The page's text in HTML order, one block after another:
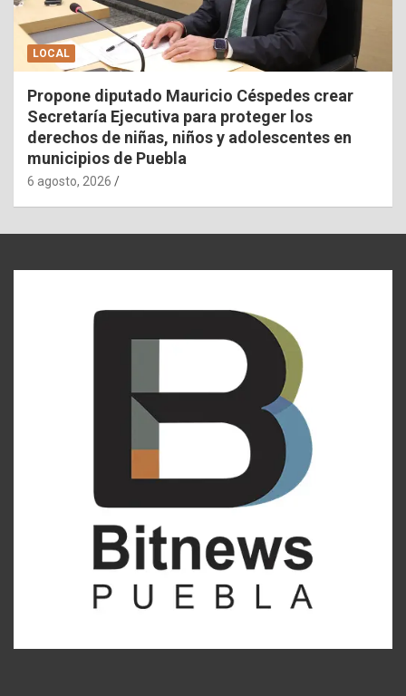
LOCAL
Propone diputado Mauricio Céspedes crear
Secretaría Ejecutiva para proteger los
derechos de niñas, niños y adolescentes en
municipios de Puebla
6 agosto, 2026